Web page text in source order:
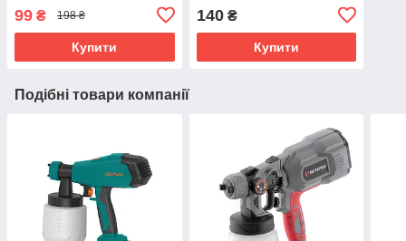
99 ₴ 198 ₴
Купити
140₴
Купити
Подібні товари компанії